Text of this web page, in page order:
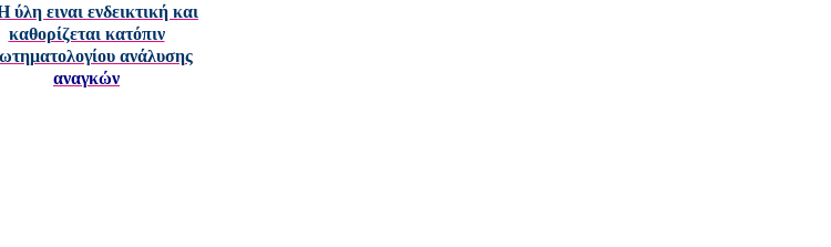
ύλη ειναι ενδεικτική και
καθορίζεται κατόπιν
ανάλυσης
αναγκών